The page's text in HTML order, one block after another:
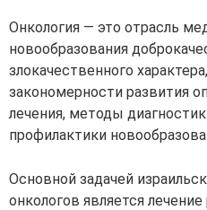
Онкология — это отрасль
новообразования
злокачественного
закономерности развития
лечения, методы
профилактики
Основной задачей
онкологов является